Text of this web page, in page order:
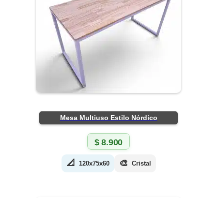
Mesa Multiuso Estilo Nórdico
$8.900
📐 120x75x60 🎨 Cristal